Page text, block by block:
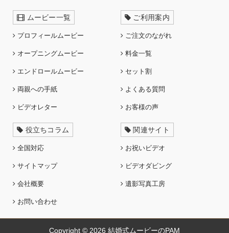
ムービー一覧
プロフィールムービー
オープニングムービー
エンドロールムービー
両親への手紙
ビデオレター
ご利用案内
ご注文のながれ
料金一覧
セット割
よくある質問
お客様の声
役立ちコラム
全国対応
サイトマップ
会社概要
お問い合わせ
関連サイト
お祝いビデオ
ビデオダビング
遺影写真工房
Copyright © 2026 結婚式ムービーのPAM